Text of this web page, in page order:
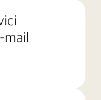
mail